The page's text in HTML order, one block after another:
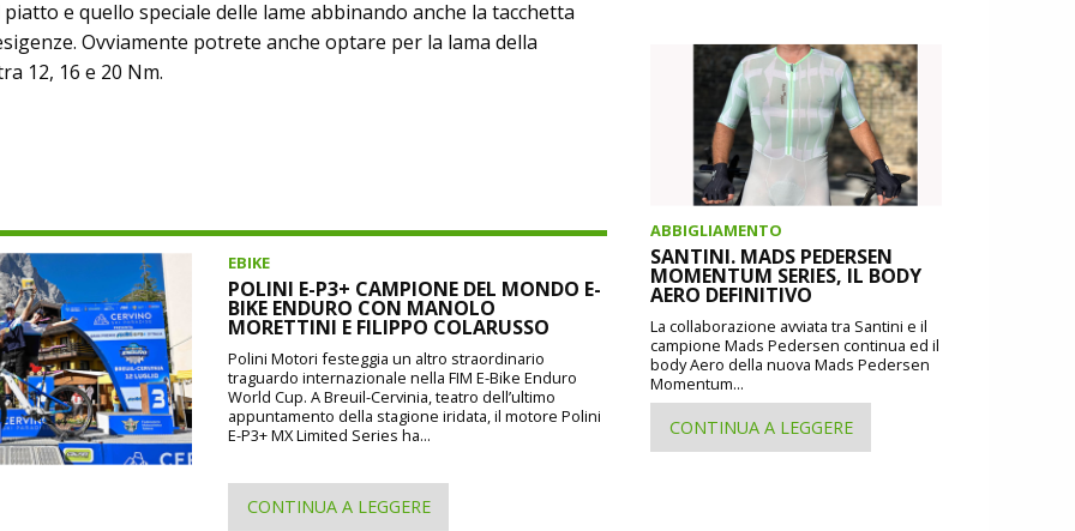
piatto e quello speciale delle lame abbinando anche la tacchetta
Ovviamente potrete anche optare per la lama della
12, 16 e 20 Nm.
EBIKE
POLINI E-P3+ CAMPIONE DEL MONDO E-
BIKE ENDURO CON MANOLO
MORETTINI E FILIPPO COLARUSSO
Polini Motori festeggia un altro straordinario
traguardo internazionale nella FIM E-Bike Enduro
World Cup. A Breuil-Cervinia, teatro dell’ultimo
appuntamento della stagione iridata, il motore Polini
E-P3+ MX Limited Series ha...
CONTINUA A LEGGERE
ABBIGLIAMENTO
SANTINI. MADS PEDERSEN
MOMENTUM SERIES, IL BODY
AERO DEFINITIVO
La collaborazione avviata tra Santini e il
campione Mads Pedersen continua ed il
body Aero della nuova Mads Pedersen
Momentum...
CONTINUA A LEGGERE